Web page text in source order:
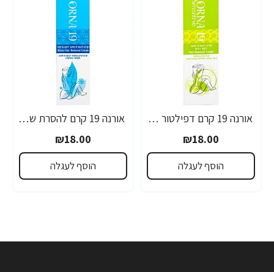
אורנה 19 קרם דפילטור לעור רגיש 80 גרם
₪18.00
הוסף לעגלה
אורנה 19 קרם להסרת שיער לקו הביקיני 90 מ"ל
₪18.00
הוסף לעגלה